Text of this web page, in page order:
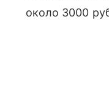
около 3000